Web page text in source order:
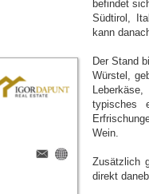
befindet
Südtirol,
kann
Der Stand
Würstel,
typisches
Wein.
Zusätzlich
direkt